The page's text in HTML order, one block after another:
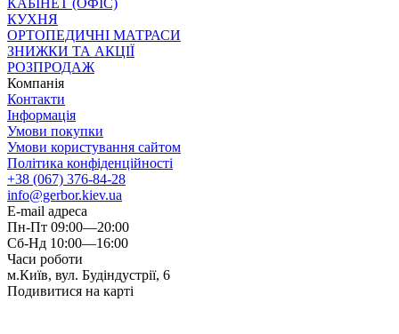
КУХНЯ
ОРТОПЕДИЧНІ МАТРАСИ
ЗНИЖКИ ТА АКЦІЇ
РОЗПРОДАЖ
Компанія
Контакти
Інформація
Умови покупки
Умови користування сайтом
Політика конфіденційності
+38 (067) 376-84-28
info@gerbor.kiev.ua
E-mail адреса
Пн-Пт 09:00—20:00
Сб-Нд 10:00—16:00
Часи роботи
м.Київ, вул. Будіндустрії, 6
Подивитися на карті